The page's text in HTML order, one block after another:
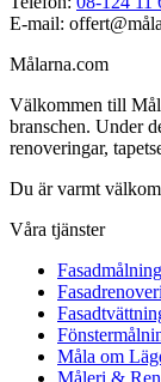
E-mail:
Målarna.com
Välkommen till
branschen. Under
renoveringar,
Du är varmt
Våra tjänster
Fasadmålning
Måla om